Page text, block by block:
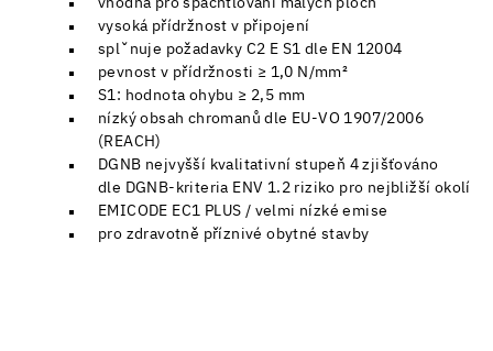
vhodná pro špachtlování malých ploch
vysoká přídržnost v připojení
splˇnuje požadavky C2 E S1 dle EN 12004
pevnost v přídržnosti ≥ 1,0 N/mm²
S1: hodnota ohybu ≥ 2,5 mm
nízký obsah chromanů dle EU-VO 1907/2006
(REACH)
DGNB nejvyšší kvalitativní stupeň 4 zjišťováno
dle DGNB-kriteria ENV 1.2 riziko pro nejbližší okolí
EMICODE EC1 PLUS / velmi nízké emise
pro zdravotně příznivé obytné stavby